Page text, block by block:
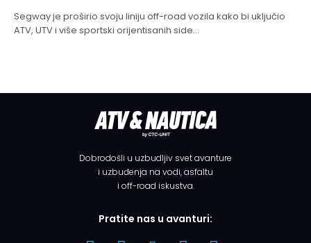
Segway je proširio svoju liniju off-road vozila kako bi uključio
ATV, UTV i više sportski orijentisanih side...
Dobrodošli u uzbudljiv svet avanture
i uzbuđenja na vodi, asfaltu
i off-road iskustva.
Pratite nas u avanturi: